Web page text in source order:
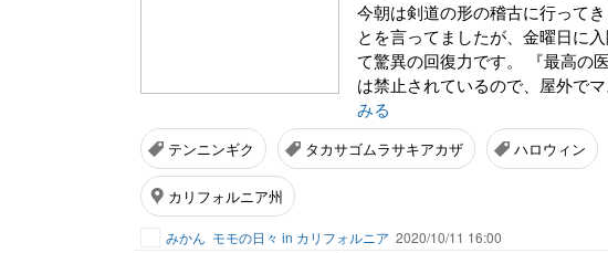
今朝は剣道の形の稽古に行って
とを言ってましたが、金曜日に
て驚異の回復力です。 『最高の
は禁止されているので、屋外で
みる
テンニンギク タカサゴムラサキアカザ ハロウィン
カリフォルニア州
みかん モモの日々 in カリフォルニア 2020/10/11 16:00